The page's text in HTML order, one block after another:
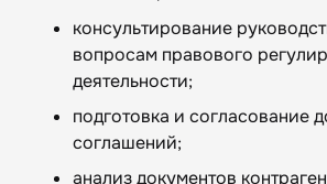
консультирование
вопросам правового
деятельности;
подготовка и согласование
соглашений;
анализ документов